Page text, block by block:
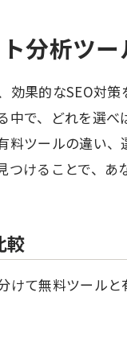
分析ツー
効果的なSEO対
中で、どれを選
料ツールの違い
つけることで、
較
けて無料ツール